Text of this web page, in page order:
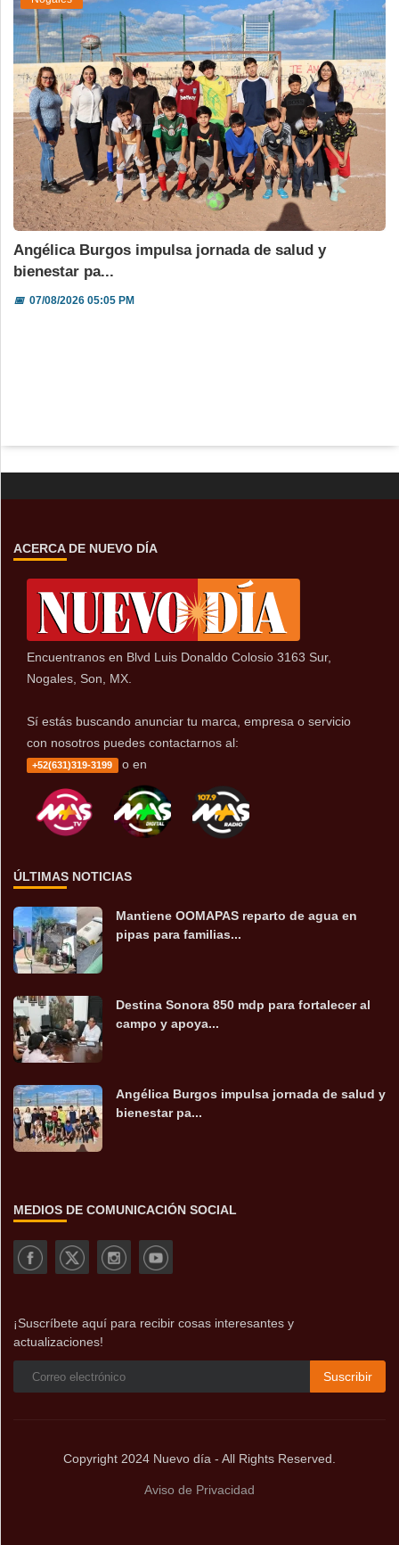
Angélica Burgos impulsa jornada de salud y
bienestar pa...
📅07/08/2026 05:05 PM
ACERCA DE NUEVO DÍA
Encuentranos en Blvd Luis Donaldo Colosio 3163 Sur,
Nogales, Son, MX.
Sí estás buscando anunciar tu marca, empresa o servicio
con nosotros puedes contactarnos al:
+52(631)319-3199 o en
ÚLTIMAS NOTICIAS
Mantiene OOMAPAS reparto de agua en
pipas para familias...
Destina Sonora 850 mdp para fortalecer al
campo y apoya...
Angélica Burgos impulsa jornada de salud y
bienestar pa...
MEDIOS DE COMUNICACIÓN SOCIAL
¡Suscríbete aquí para recibir cosas interesantes y
actualizaciones!
Suscribir
Copyright 2024 Nuevo día - All Rights Reserved.
Aviso de Privacidad